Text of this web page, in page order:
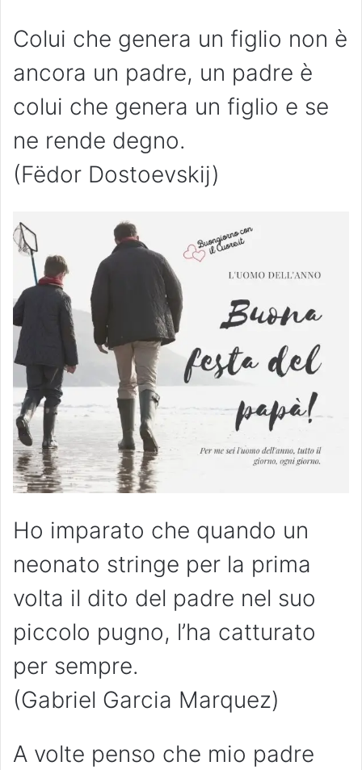
Colui che genera un figlio non è
ancora un padre, un padre è
colui che genera un figlio e se
ne rende degno.
(Fëdor Dostoevskij)
Ho imparato che quando un
neonato stringe per la prima
volta il dito del padre nel suo
piccolo pugno, l’ha catturato
per sempre.
(Gabriel Garcia Marquez)
A volte penso che mio padre